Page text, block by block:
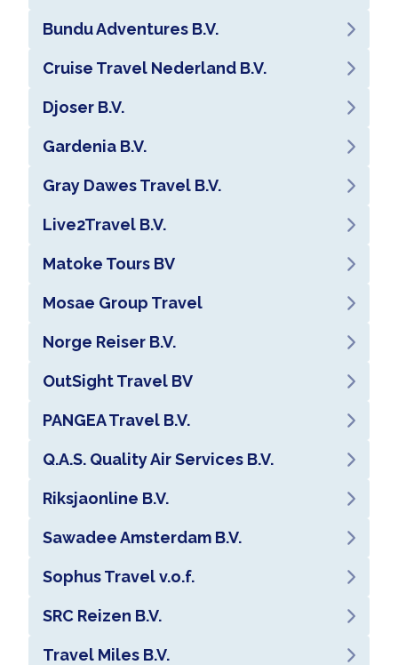
Bundu Adventures B.V.
Cruise Travel Nederland B.V.
Djoser B.V.
Gardenia B.V.
Gray Dawes Travel B.V.
Live2Travel B.V.
Matoke Tours BV
Mosae Group Travel
Norge Reiser B.V.
OutSight Travel BV
PANGEA Travel B.V.
Q.A.S. Quality Air Services B.V.
Riksjaonline B.V.
Sawadee Amsterdam B.V.
Sophus Travel v.o.f.
SRC Reizen B.V.
Travel Miles B.V.